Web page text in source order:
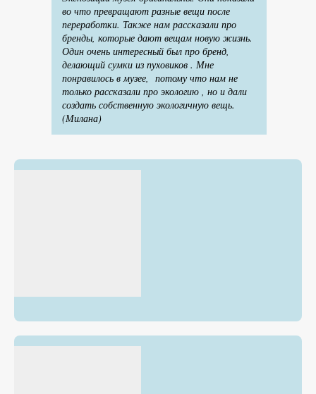
во что превращают разные вещи после
переработки. Также нам рассказали про
бренды, которые дают вещам новую жизнь.
Один очень интересный был про бренд,
делающий сумки из пуховиков . Мне
понравилось в музее, потому что нам не
только рассказали про экологию , но и дали
создать собственную экологичную вещь.
(Милана)